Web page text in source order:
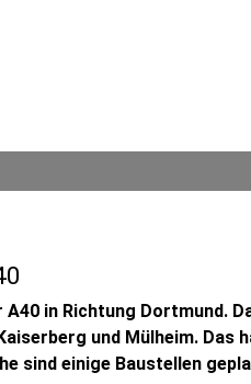
in Richtung Dortmund.
und Mülheim. Das
sind einige Baustellen